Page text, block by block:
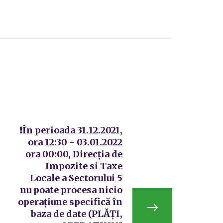
❗În perioada 31.12.2021,
ora 12:30 - 03.01.2022
ora 00:00, Direcția de
Impozite si Taxe
Locale a Sectorului 5
nu poate procesa nicio
operațiune specifică în
baza de date (PLĂȚI,